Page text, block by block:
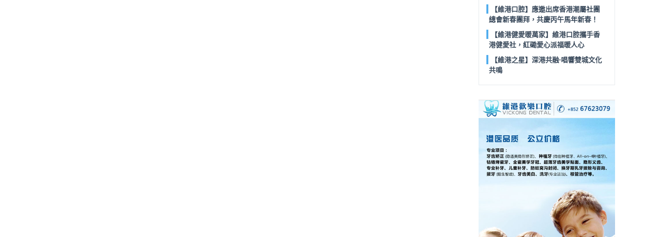
【維港口腔】應邀出席香港潮屬社團
總會新春團拜，共慶丙午馬年新春！
【維港健愛暖萬家】維港口腔攜手香
港健愛社，紅磡愛心派福暖人心
【維港之星】深港共融·唱響雙城文化
共鳴